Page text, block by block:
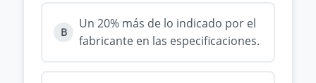
B
Un 20% más de lo indicado por el
fabricante en las especificaciones.